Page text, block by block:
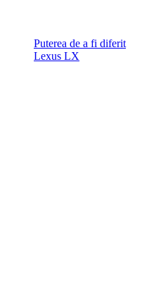
Puterea de a fi diferit
Lexus LX